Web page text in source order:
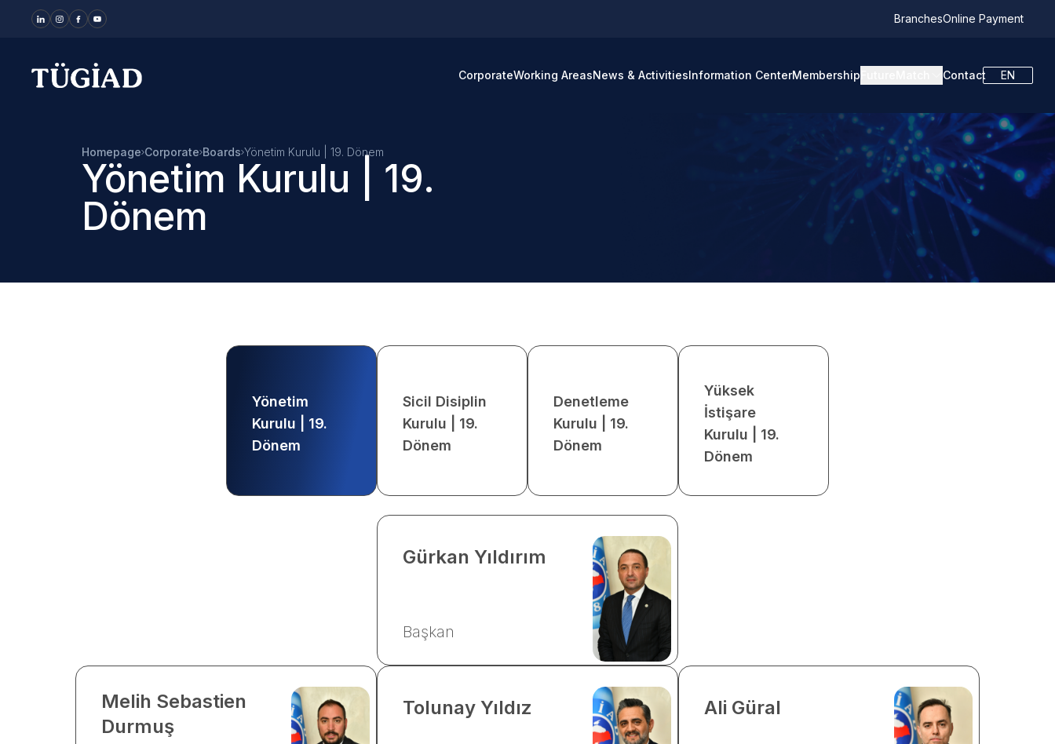
BranchesOnline Payment
Your Company CorporateWorking AreasNews & ActivitiesInformation CenterMembership Contact EN
Homepage Corporate Boards Yönetim Kurulu | 19. Dönem
Yönetim Kurulu | 19.
Dönem
Yönetim
Kurulu | 19.
Dönem
Sicil Disiplin
Kurulu | 19.
Dönem
Denetleme
Kurulu | 19.
Dönem
Yüksek
İstişare
Kurulu | 19.
Dönem
Gürkan Yıldırım
Başkan
Melih Sebastien
Durmuş
Tolunay Yıldız Ali Güral